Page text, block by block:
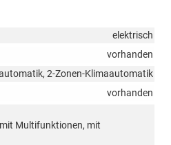
elektrisch
vorhanden
2-Zonen-Klimaautomatik
vorhanden
Multifunktionen, mit